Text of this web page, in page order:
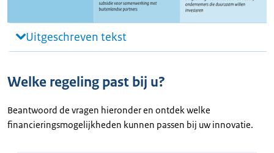
Uitgeschreven tekst
Welke regeling past bij u?
Beantwoord de vragen hieronder en ontdek welke
financieringsmogelijkheden kunnen passen bij uw innovatie.